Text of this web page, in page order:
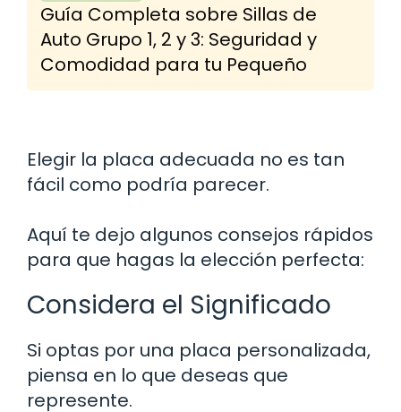
Guía Completa sobre Sillas de
Auto Grupo 1, 2 y 3: Seguridad y
Comodidad para tu Pequeño
Elegir la placa adecuada no es tan
fácil como podría parecer.
Aquí te dejo algunos consejos rápidos
para que hagas la elección perfecta:
Considera el Significado
Si optas por una placa personalizada,
piensa en lo que deseas que
represente.